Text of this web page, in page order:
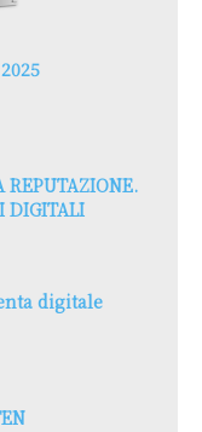
REPUTAZIONE.
DIGITALI
digitale